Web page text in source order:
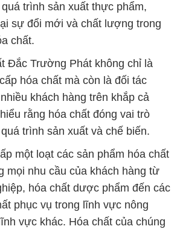
trình sản xuất thực phẩm,
sự đổi mới và chất lượng trong
chất.
Đắc Trường Phát không chỉ là
hóa chất mà còn là đối tác
khách hàng trên khắp cả
rằng hóa chất đóng vai trò
trình sản xuất và chế biến.
một loạt các sản phẩm hóa chất
mọi nhu cầu của khách hàng từ
hóa chất dược phẩm đến các
phục vụ trong lĩnh vực nông
vực khác. Hóa chất của chúng